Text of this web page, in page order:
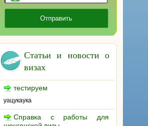
Статьи и новости о
визах
тестируем
уацукаука
Справка с работы для